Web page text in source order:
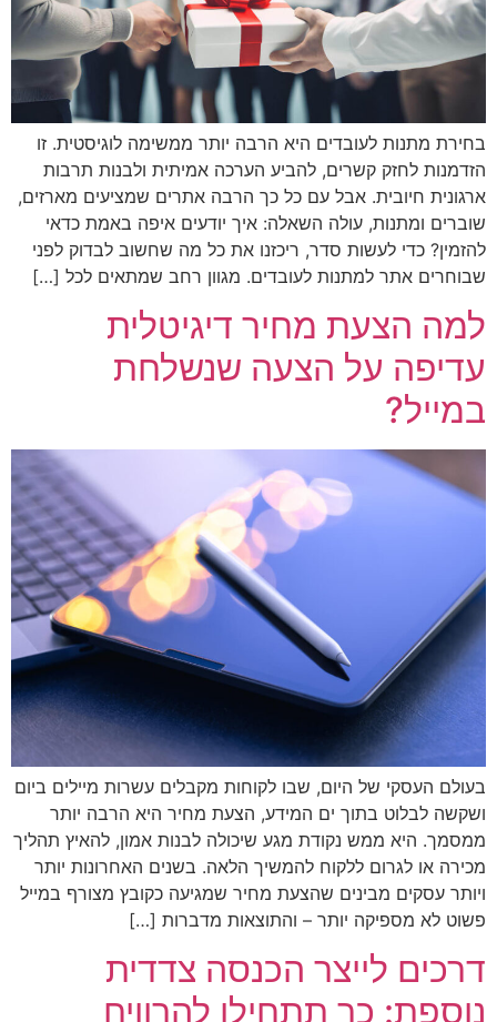
בחירת מתנות לעובדים היא הרבה יותר ממשימה לוגיסטית. זו
הזדמנות לחזק קשרים, להביע הערכה אמיתית ולבנות תרבות
ארגונית חיובית. אבל עם כל כך הרבה אתרים שמציעים מארזים,
שוברים ומתנות, עולה השאלה: איך יודעים איפה באמת כדאי
להזמין? כדי לעשות סדר, ריכזנו את כל מה שחשוב לבדוק לפני
שבוחרים אתר למתנות לעובדים. מגוון רחב שמתאים לכל […]
למה הצעת מחיר דיגיטלית
עדיפה על הצעה שנשלחת
במייל?
בעולם העסקי של היום, שבו לקוחות מקבלים עשרות מיילים ביום
ושקשה לבלוט בתוך ים המידע, הצעת מחיר היא הרבה יותר
ממסמך. היא ממש נקודת מגע שיכולה לבנות אמון, להאיץ תהליך
מכירה או לגרום ללקוח להמשיך הלאה. בשנים האחרונות יותר
ויותר עסקים מבינים שהצעת מחיר שמגיעה כקובץ מצורף במייל
פשוט לא מספיקה יותר – והתוצאות מדברות […]
דרכים לייצר הכנסה צדדית
נוספת: כך תתחילו להרוויח